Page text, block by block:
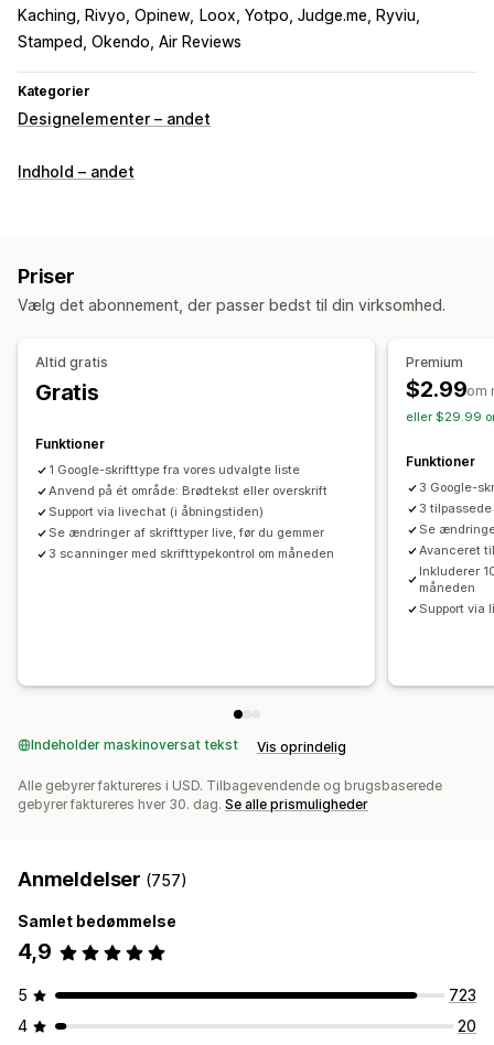
Kaching, Rivyo, Opinew
Loox, Yotpo, Judge.me, Ryviu
Stamped, Okendo, Air Reviews
Kategorier
Designelementer – andet
Indhold – andet
Priser
Vælg det abonnement, der passer bedst til din virksomhed.
Altid gratis
Gratis
Funktioner
1 Google-skrifttype fra vores udvalgte liste
Anvend på ét område: Brødtekst eller overskrift
Support via livechat (i åbningstiden)
Se ændringer af skrifttyper live, før du gemmer
3 scanninger med skrifttypekontrol om måneden
Premium
$2.99om
eller $29.99
Funktioner
3 Google-
3 tilpassede
Se
Avanceret
Inkluderer
måneden
Support via
Indeholder maskinoversat tekst Vis oprindelig
Alle gebyrer faktureres i USD. Tilbagevendende og brugsbaserede
gebyrer faktureres hver 30. dag. Se alle prismuligheder
Anmeldelser (757)
Samlet bedømmelse
4,9
5
723
4
20